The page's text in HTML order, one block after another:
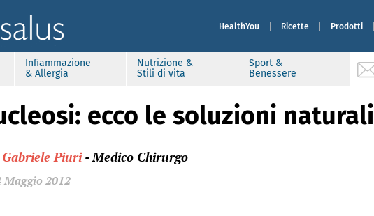
HealthYou Ricette Prodotti
Infiammazione
& Allergia
Nutrizione &
Stili di vita
Sport &
Benessere
ecco le soluzioni naturali
Gabriele Piuri - Medico Chirurgo
Maggio 2012